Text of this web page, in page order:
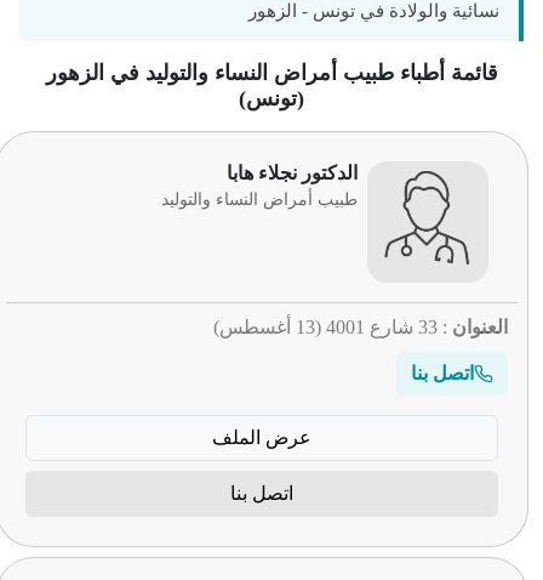
نسائية والولادة في تونس - الزهور
قائمة أطباء طبيب أمراض النساء والتوليد في الزهور
(تونس)
الدكتور نجلاء هابا
طبيب أمراض النساء والتوليد
العنوان : 33 شارع 4001 (13 أغسطس)
اتصل بنا
عرض الملف
اتصل بنا